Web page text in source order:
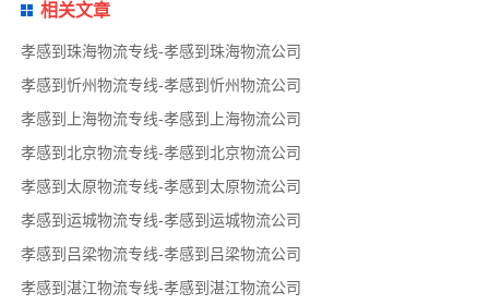
相关文章
孝感到珠海物流专线-孝感到珠海物流公司
孝感到忻州物流专线-孝感到忻州物流公司
孝感到上海物流专线-孝感到上海物流公司
孝感到北京物流专线-孝感到北京物流公司
孝感到太原物流专线-孝感到太原物流公司
孝感到运城物流专线-孝感到运城物流公司
孝感到吕梁物流专线-孝感到吕梁物流公司
孝感到湛江物流专线-孝感到湛江物流公司